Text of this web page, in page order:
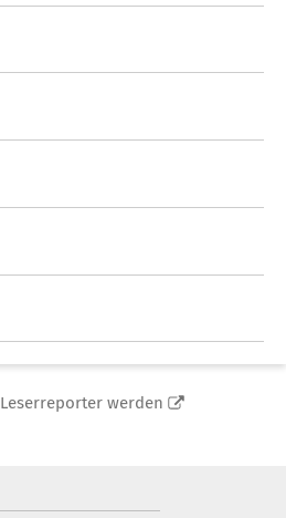
Leserreporter werden